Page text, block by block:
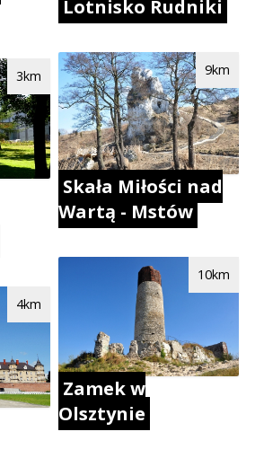
3km
4km
Lotnisko Rudniki
Skała Miłości nad
Wartą - Mstów
9km
Zamek w
Olsztynie
10km